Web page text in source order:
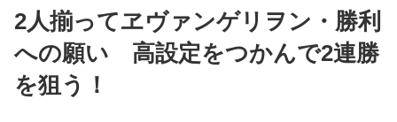
2人揃ってヱヴァンゲリヲン・勝利
への願い 高設定をつかんで2連勝
を狙う！